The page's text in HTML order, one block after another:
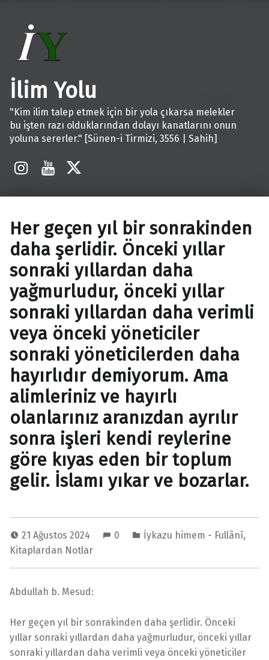
İlim Yolu
"Kim ilim talep etmek için bir yola çıkarsa melekler
bu işten razı olduklarından dolayı kanatlarını onun
yoluna sererler." [Sünen-i Tirmizi, 3556 | Sahih]
Her geçen yıl bir sonrakinden
daha şerlidir. Önceki yıllar
sonraki yıllardan daha
yağmurludur, önceki yıllar
sonraki yıllardan daha verimli
veya önceki yöneticiler
sonraki yöneticilerden daha
hayırlıdır demiyorum. Ama
alimleriniz ve hayırlı
olanlarınız aranızdan ayrılır
sonra işleri kendi reylerine
göre kıyas eden bir toplum
gelir. İslamı yıkar ve bozarlar.
21 Ağustos 2024 0 İykazu himem - Fullânî,
Kitaplardan Notlar
Abdullah b. Mesud:
Her geçen yıl bir sonrakinden daha şerlidir. Önceki
yıllar sonraki yıllardan daha yağmurludur, önceki yıllar
sonraki yıllardan daha verimli veya önceki yöneticiler